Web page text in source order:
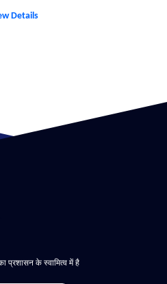
Details
प्रशासन के स्वामित्व में है